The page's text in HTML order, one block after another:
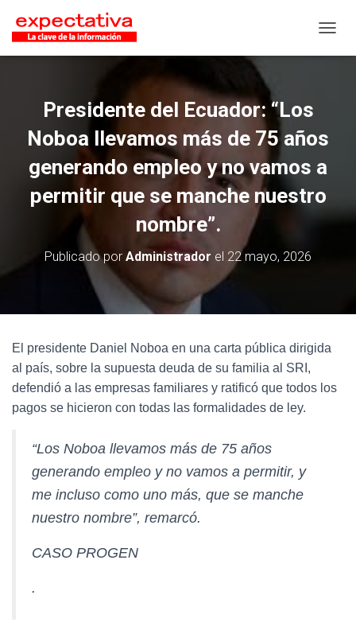
Presidente del Ecuador: “Los
Noboa llevamos más de 75 años
generando empleo y no vamos a
permitir que se manche nuestro
nombre”.
Publicado por Administrador el 22 mayo, 2026
El presidente Daniel Noboa en una carta pública dirigida
al país, sobre la supuesta deuda de su familia al SRI,
defendió a las empresas familiares y ratificó que todos los
pagos se hicieron con todas las formalidades de ley.
“Los Noboa llevamos más de 75 años
generando empleo y no vamos a permitir, y
me incluso como uno más, que se manche
nuestro nombre”, remarcó.
CASO PROGEN
.